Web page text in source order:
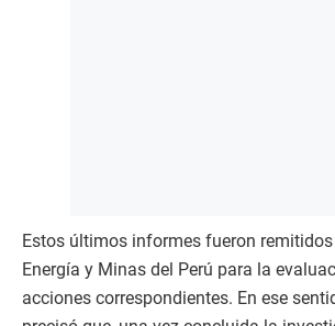
Estos últimos informes fueron
Energía y Minas del Perú para la
acciones correspondientes. En ese